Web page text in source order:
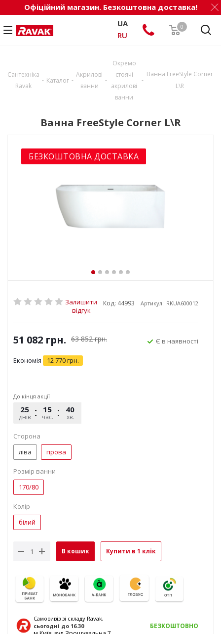
Офіційний магазин. Безкоштовна доставка!
0
UA
RU
Сантехніка
Ravak
- Каталог -
Акрилові
ванни
-
Окремо
стоячі
акрилові
ванни
-
Ванна FreeStyle Corner
L\R
Ванна FreeStyle Corner L\R
БЕЗКОШТОВНА ДОСТАВКА
Залишити
відгук
Код: 44993 Артикул: RKUA600012
51 082 грн. 63 852грн.
Економія 12 770грн.
Є в наявності
До кінця акції
25
днів
15
час.
40
хв.
Сторона
ліва
прова
Розмір ванни
170/80
Колір
білий
В кошик Купити в 1 клік
Самовивіз зі складу Ravak,
сьогодні до 16.30 БЕЗКОШТОВНО